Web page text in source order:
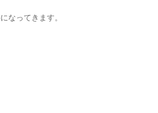
なってきます。